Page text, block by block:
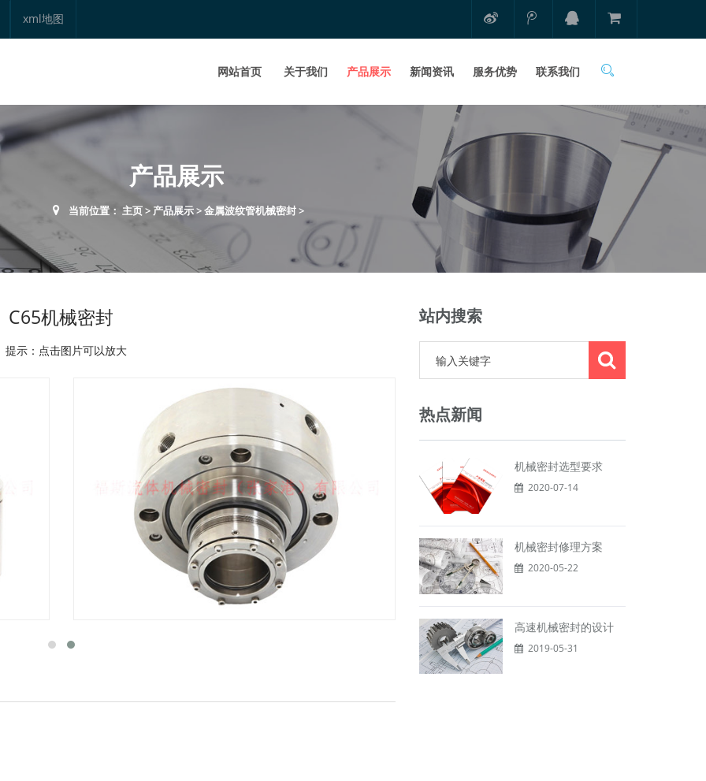
xml地图
网站首页 关于我们 产品展示 新闻资讯 服务优势 联系我们
产品展示
当前位置： 主页> 产品展示>金属波纹管机械密封>
C65机械密封
提示：点击图片可以放大
站内搜索
热点新闻
机械密封选型要求
2020-07-14
机械密封修理方案
2020-05-22
高速机械密封的设计
2019-05-31